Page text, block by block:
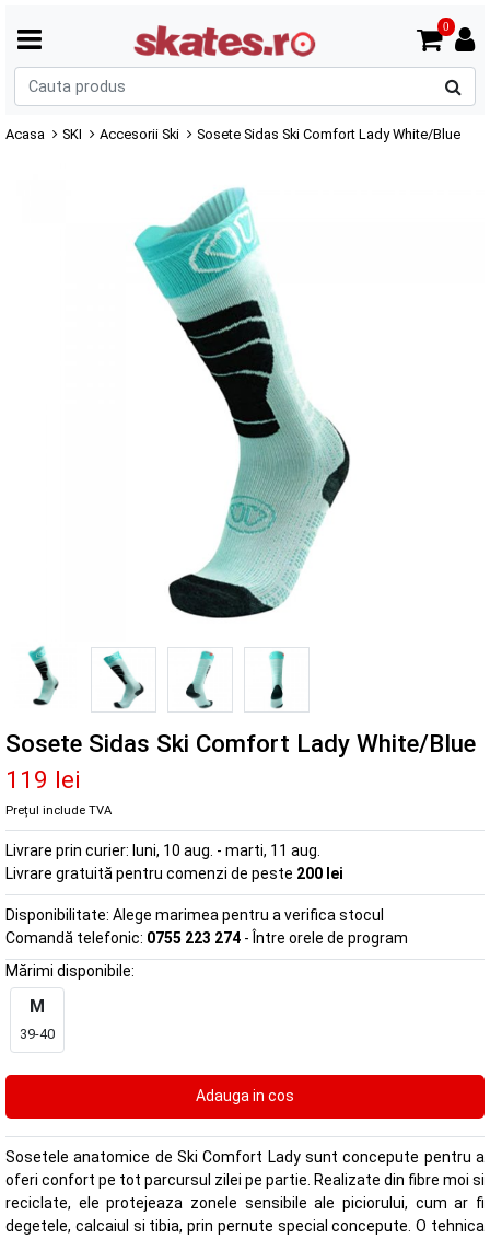
0
Acasa SKI Accesorii Ski Sosete Sidas Ski Comfort Lady White/Blue
Sosete Sidas Ski Comfort Lady White/Blue
119 lei
Prețul include TVA
Livrare prin curier: luni, 10 aug. - marti, 11 aug.
Livrare gratuită pentru comenzi de peste 200 lei
Disponibilitate: Alege marimea pentru a verifica stocul
Comandă telefonic: 0755 223 274 - Între orele de program
Mărimi disponibile:
M
39-40
Sosetele anatomice de Ski Comfort Lady sunt concepute pentru a
oferi confort pe tot parcursul zilei pe partie. Realizate din fibre moi si
reciclate, ele protejeaza zonele sensibile ale piciorului, cum ar fi
degetele, calcaiul si tibia, prin pernute special concepute. O tehnica